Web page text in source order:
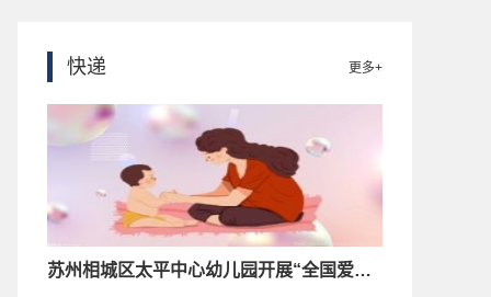
快递 更多+
苏州相城区太平中心幼儿园开展“全国爱眼日”活动